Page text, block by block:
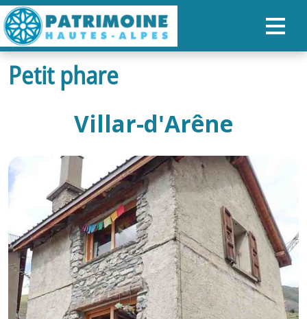
ACCUEIL
NOS PARCOURS
PATRIMOINE
RANDONNÉES
ORGANISER SON SÉJOUR
RECHERCHER
FR
Petit phare
Villar-d'Arêne